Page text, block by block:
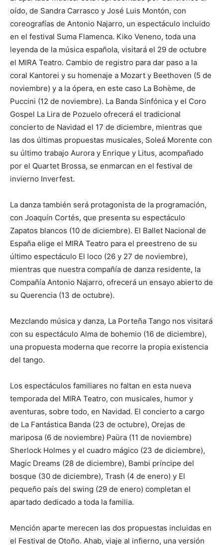
oído, de Sandra Carrasco y José Luis Montón, con
coreografías de Antonio Najarro, un espectáculo incluido
en el festival Suma Flamenca. Kiko Veneno, toda una
leyenda de la música española, visitará el 29 de octubre
el MIRA Teatro. Cambio de registro para dar paso a la
coral Kantorei y su homenaje a Mozart y Beethoven (5 de
noviembre) y a la ópera, en este caso La Bohème, de
Puccini (12 de noviembre). La Banda Sinfónica y el Coro
Gospel La Lira de Pozuelo ofrecerá el tradicional
concierto de Navidad el 17 de diciembre, mientras que
las dos últimas propuestas musicales, Soleá Morente con
su último trabajo Aurora y Enrique y Litus, acompañado
por el Quartet Brossa, se enmarcan en el festival de
invierno Inverfest.
La danza también será protagonista de la programación,
con Joaquín Cortés, que presenta su espectáculo
Zapatos blancos (10 de diciembre). El Ballet Nacional de
España elige el MIRA Teatro para el preestreno de su
último espectáculo El loco (26 y 27 de noviembre),
mientras que nuestra compañía de danza residente, la
Compañía Antonio Najarro, ofrecerá un ensayo abierto de
su Querencia (13 de octubre).
Mezclando música y danza, La Porteña Tango nos visitará
con su espectáculo Alma de bohemio (16 de diciembre),
una propuesta moderna que recorre la propia existencia
del tango.
Los espectáculos familiares no faltan en esta nueva
temporada del MIRA Teatro, con musicales, humor y
aventuras, sobre todo, en Navidad. El concierto a cargo
de La Fantástica Banda (23 de octubre), Orejas de
mariposa (6 de noviembre) Paüra (11 de noviembre)
Sherlock Holmes y el cuadro mágico (23 de diciembre),
Magic Dreams (28 de diciembre), Bambi príncipe del
bosque (30 de diciembre), Trash (4 de enero) y El
pequeño país del swing (29 de enero) completan el
apartado dedicado a toda la familia.
Mención aparte merecen las dos propuestas incluidas en
el Festival de Otoño. Ahab, viaje al infierno, una versión